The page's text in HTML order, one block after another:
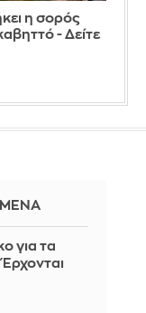
η σορός
- Δείτε
για τα
Έρχονται